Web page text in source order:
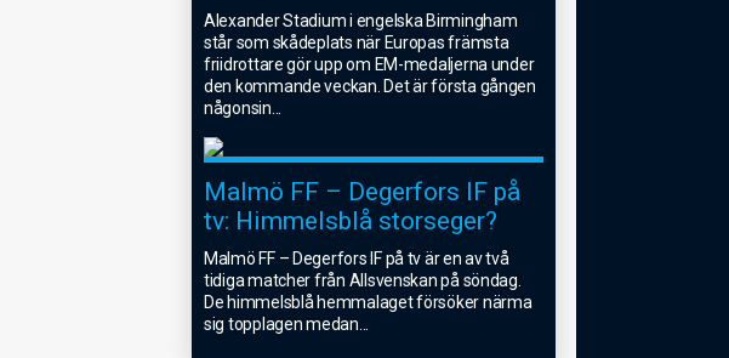
Alexander Stadium i engelska Birmingham
står som skådeplats när Europas främsta
friidrottare gör upp om EM-medaljerna under
den kommande veckan. Det är första gången
någonsin...
Malmö FF – Degerfors IF på
tv: Himmelsblå storseger?
Malmö FF – Degerfors IF på tv är en av två
tidiga matcher från Allsvenskan på söndag.
De himmelsblå hemmalaget försöker närma
sig topplagen medan...